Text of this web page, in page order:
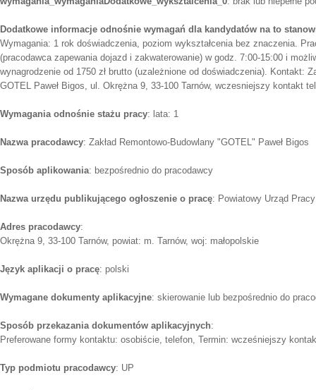
Dodatkowe informacje odnośnie wymagań dla kandydatów na to
Wymagania: 1 rok doświadczenia, poziom wykształcenia bez znaczenia.
(pracodawca zapewania dojazd i zakwaterowanie) w godz. 7:00-15:00 i
wynagrodzenie od 1750 zł brutto (uzależnione od doświadczenia). Kontakt:
GOTEL Paweł Bigos, ul. Okrężna 9, 33-100 Tarnów, wczesniejszy kontakt
Wymagania odnośnie stażu pracy: lata: 1
Nazwa pracodawcy: Zakład Remontowo-Budowlany "GOTEL" Paweł Bigos
Sposób aplikowania: bezpośrednio do pracodawcy
Nazwa urzędu publikującego ogłoszenie o pracę: Powiatowy Urząd
Adres pracodawcy:
Okrężna 9, 33-100 Tarnów, powiat: m. Tarnów, woj: małopolskie
Język aplikacji o pracę: polski
Wymagane dokumenty aplikacyjne: skierowanie lub bezpośrednio do
Sposób przekazania dokumentów aplikacyjnych:
Preferowane formy kontaktu: osobiście, telefon, Termin: wcześniejszy
Typ podmiotu pracodawcy: UP